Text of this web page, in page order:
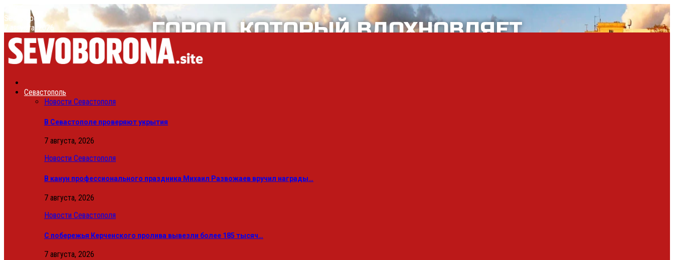
Sevastopol
7 августа, 2026
Севастополь
Новости Севастополя
В Севастополе проверяют укрытия
7 августа, 2026
Новости Севастополя
В канун профессионального праздника Михаил Развожаев вручил награды…
7 августа, 2026
Новости Севастополя
С побережья Керченского пролива вывезли более 185 тысяч…
7 августа, 2026